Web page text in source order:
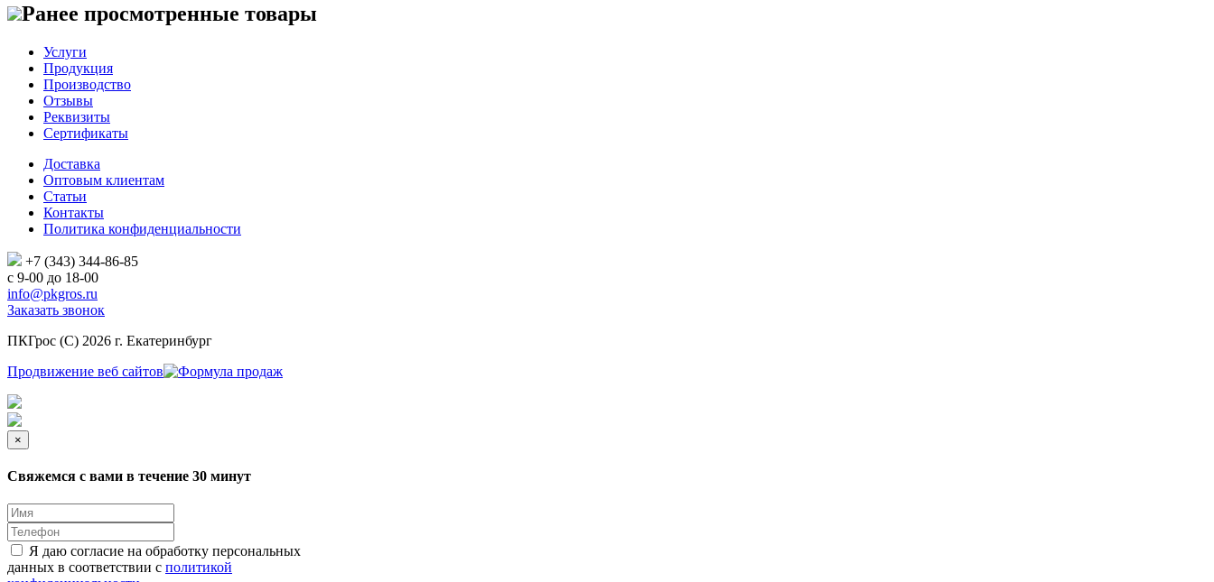
Ранее просмотренные товары
Услуги
Продукция
Производство
Отзывы
Реквизиты
Сертификаты
Доставка
Оптовым клиентам
Статьи
Контакты
Политика конфиденциальности
+7 (343) 344-86-85
с 9-00 до 18-00
info@pkgros.ru
Заказать звонок
ПКГрос (С) 2026 г. Екатеринбург
Продвижение веб сайтов
×
Свяжемся с вами в течение 30 минут
Я даю согласие на обработку персональных
данных в соответствии с политикой